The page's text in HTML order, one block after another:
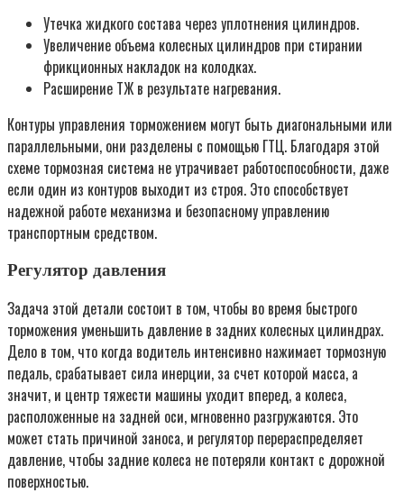
Утечка жидкого состава через уплотнения цилиндров.
Увеличение объема колесных цилиндров при стирании
фрикционных накладок на колодках.
Расширение ТЖ в результате нагревания.
Контуры управления торможением могут быть диагональными или
параллельными, они разделены с помощью ГТЦ. Благодаря этой
схеме тормозная система не утрачивает работоспособности, даже
если один из контуров выходит из строя. Это способствует
надежной работе механизма и безопасному управлению
транспортным средством.
Регулятор давления
Задача этой детали состоит в том, чтобы во время быстрого
торможения уменьшить давление в задних колесных цилиндрах.
Дело в том, что когда водитель интенсивно нажимает тормозную
педаль, срабатывает сила инерции, за счет которой масса, а
значит, и центр тяжести машины уходит вперед, а колеса,
расположенные на задней оси, мгновенно разгружаются. Это
может стать причиной заноса, и регулятор перераспределяет
давление, чтобы задние колеса не потеряли контакт с дорожной
поверхностью.